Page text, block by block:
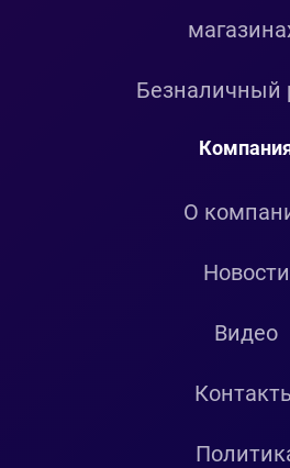
Безналичный
О
Новости
Видео